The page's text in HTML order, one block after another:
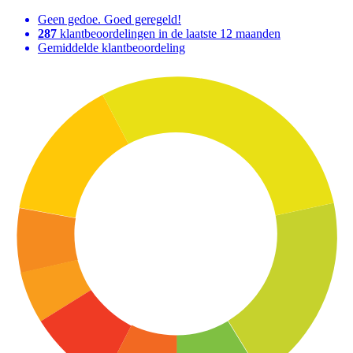
Geen gedoe. Goed geregeld!
287 klantbeoordelingen in de laatste 12 maanden
Gemiddelde klantbeoordeling